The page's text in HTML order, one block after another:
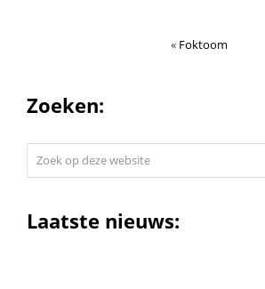
« Foktoom
Zoeken:
website
Laatste nieuws: